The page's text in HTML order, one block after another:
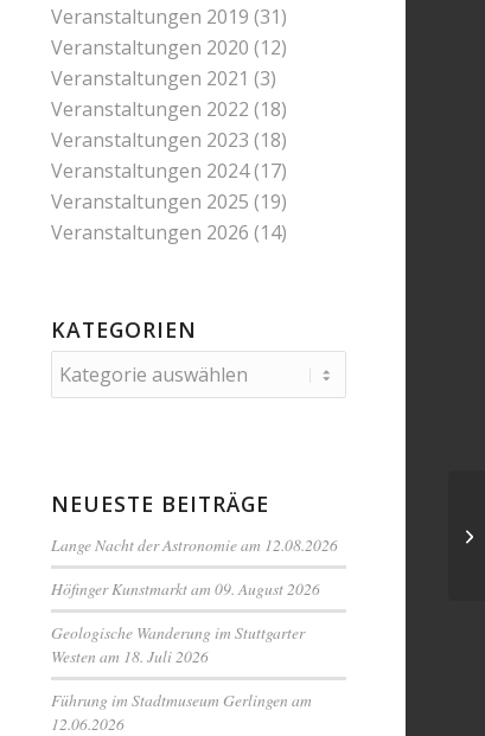
Veranstaltungen 2019 (31)
Veranstaltungen 2020 (12)
Veranstaltungen 2021 (3)
Veranstaltungen 2022 (18)
Veranstaltungen 2023 (18)
Veranstaltungen 2024(17)
Veranstaltungen 2025 (19)
Veranstaltungen 2026 (14)
KATEGORIEN
Kategorien
NEUESTE BEITRÄGE
Lange Nacht der Astronomie am 12.08.2026
Höfinger Kunstmarkt am 09. August 2026
Geologische Wanderung im Stuttgarter
Westen am 18. Juli 2026
Führung im Stadtmuseum Gerlingen am
12.06.2026